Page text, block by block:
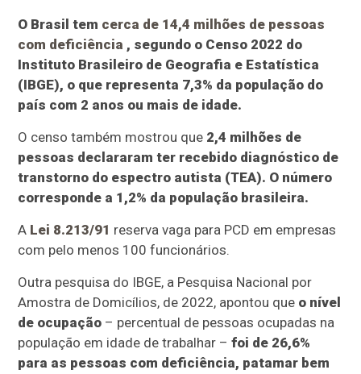
O Brasil tem cerca de 14,4 milhões de pessoas
com deficiência , segundo o Censo 2022 do
Instituto Brasileiro de Geografia e Estatística
(IBGE), o que representa 7,3% da população do
país com 2 anos ou mais de idade.
O censo também mostrou que 2,4 milhões de
pessoas declararam ter recebido diagnóstico de
transtorno do espectro autista (TEA). O número
corresponde a 1,2% da população brasileira.
A Lei 8.213/91 reserva vaga para PCD em empresas
com pelo menos 100 funcionários.
Outra pesquisa do IBGE, a Pesquisa Nacional por
Amostra de Domicílios, de 2022, apontou que o nível
de ocupação – percentual de pessoas ocupadas na
população em idade de trabalhar –foi de 26,6%
para as pessoas com deficiência, patamar bem